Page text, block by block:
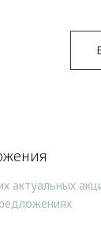
актуальных